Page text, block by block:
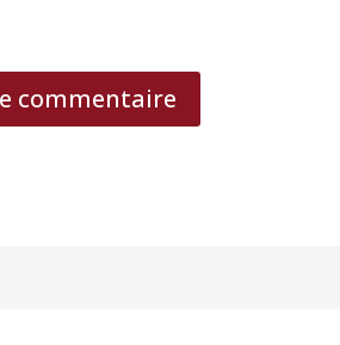
commentaire